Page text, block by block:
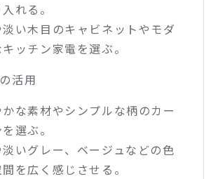
れる。
淡い木目のキャビネットやモダ
ッチン家電を選ぶ。
活用
な素材やシンプルな柄のカー
選ぶ。
淡いグレー、ベージュなどの色
を広く感じさせる。